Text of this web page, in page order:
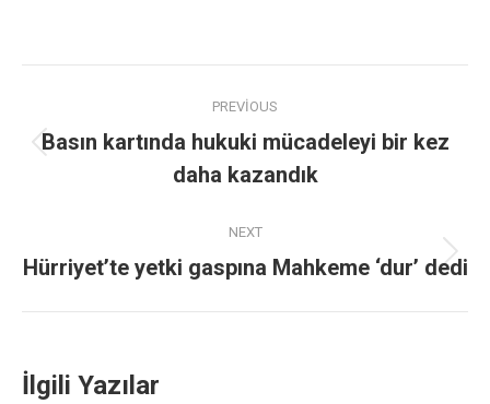
PREVIOUS
Basın kartında hukuki mücadeleyi bir kez
daha kazandık
NEXT
Hürriyet’te yetki gaspına Mahkeme ‘dur’ dedi
İlgili Yazılar